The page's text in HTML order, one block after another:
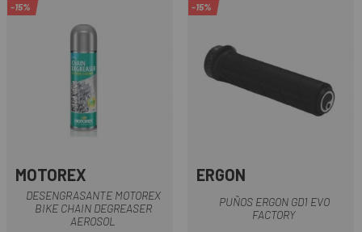
-15%
MOTOREX
DESENGRASANTE MOTOREX
BIKE CHAIN DEGREASER
AEROSOL
-15%
ERGON
PUÑOS ERGON GD1 EVO
FACTORY